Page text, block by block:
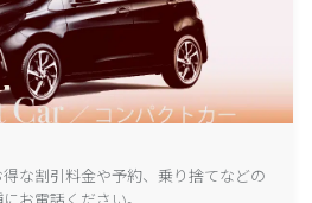
な割引料金や予約、乗り捨てなどの